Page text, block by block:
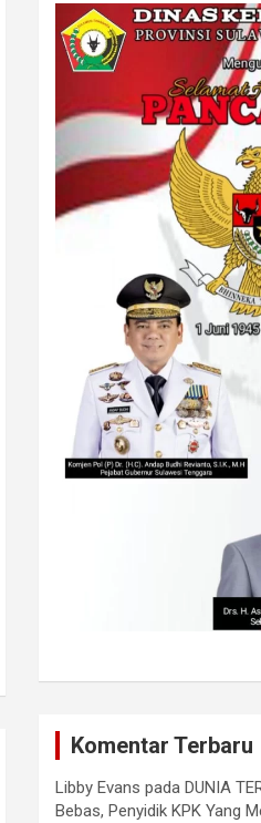
Komentar Terbaru
Libby Evans pada DUNIA
Bebas, Penyidik KPK Yang